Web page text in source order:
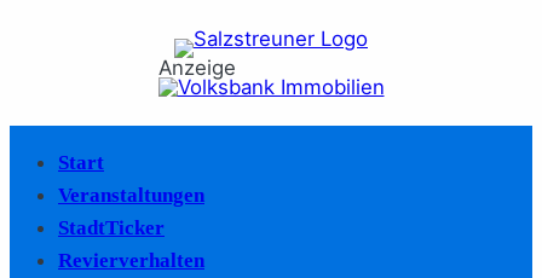
Anzeige
Start
Veranstaltungen
StadtTicker
Revierverhalten